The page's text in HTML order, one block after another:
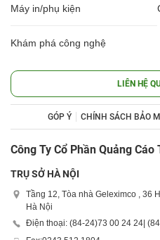
Máy in/phụ kiện
Khám phá công nghệ
LIÊN HỆ
GÓP Ý CHÍNH SÁCH BẢO
Công Ty Cổ Phần Quảng
TRỤ SỞ HÀ NỘI
Tầng 12, Tòa nhà Geleximco , 36
Hà Nội
Điện thoại: (84-24)73 00 24 24 |